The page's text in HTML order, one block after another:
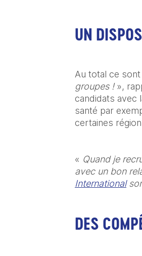
UN
Au total ce
groupes ! »,
candidats avec
santé par
certaines
« Quand je
avec un bon
International
DES